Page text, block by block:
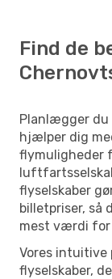
Find de
Planlægger du
hjælper dig
flymuligheder
flyselskaber
billetpriser, så
mest værdi for
Vores
flyselskaber,